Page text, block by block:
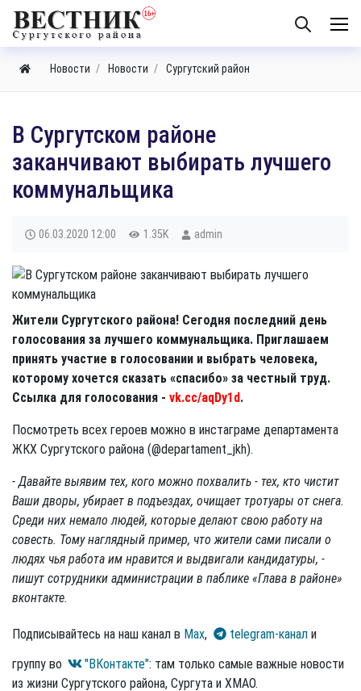
Новости Новости Сургутский район
В Сургутском районе
заканчивают выбирать лучшего
коммунальщика
06.03.2020 12:00 1.35K admin
Жители Сургутского района! Сегодня последний день
голосования за лучшего коммунальщика. Приглашаем
принять участие в голосовании и выбрать человека,
которому хочется сказать «спасибо» за честный труд.
Ссылка для голосования - vk.cc/aqDy1d.
Посмотреть всех героев можно в инстаграме департамента
ЖКХ Сургутского района (@departament_jkh).
- Давайте выявим тех, кого можно похвалить - тех, кто чистит
Ваши дворы, убирает в подъездах, очищает тротуары от снега.
Среди них немало людей, которые делают свою работу на
совесть. Тому наглядный пример, что жители сами писали о
людях чья работа им нравится и выдвигали кандидатуры, -
пишут сотрудники администрации в паблике «Глава в районе»
вконтакте.
Подписывайтесь на наш канал в Max, telegram-канал и
группу во
"ВКонтакте": там только самые важные новости
из жизни Сургутского района, Сургута и ХМАО.